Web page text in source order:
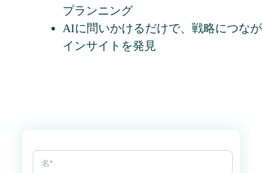
プランニング
AIに問いかけるだけで、戦略につな
インサイトを発見